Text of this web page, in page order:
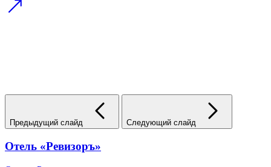
Предыдущий слайд Следующий слайд
Отель «Ревизоръ»